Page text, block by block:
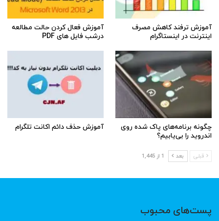
آموزش ترفند کاهش مصرف
اینترنت در اینستاگرام
آموزش فعال کردن حالت مطالعه
درشب فایل های PDF
چگونه برنامه‌های پاک شده روی
اندروید را بی‌یابیم؟
آموزش حذف دائم اکانت تلگرام
قبلی بعد 1 از 1,445
پست‌های محبوب